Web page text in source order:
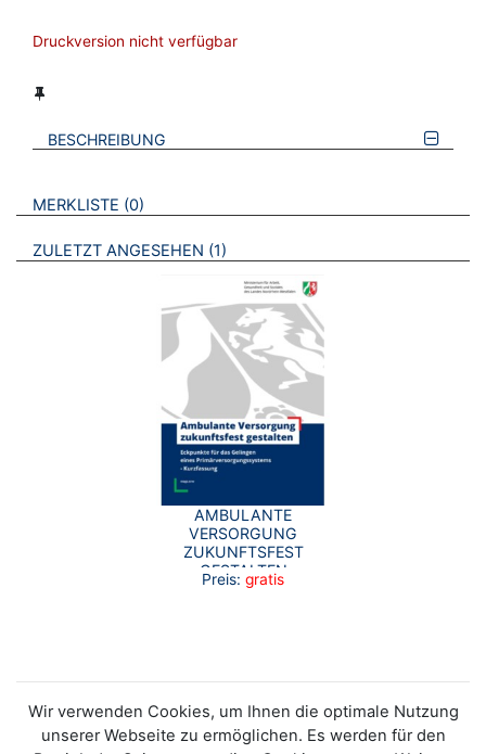
Druckversion nicht verfügbar
BESCHREIBUNG
VERWEISE AUF VERMERKTE- ODER ZULETZT ANGESEHENE
MERKLISTE 0 BROSCHÜREN
ZULETZT ANGESEHEN 1 BROSCHÜREN
AMBULANTE
VERSORGUNG
ZUKUNFTSFEST
GESTALTEN
(KURZFASSUNG)
Preis: gratis
Wir verwenden Cookies, um Ihnen die optimale Nutzung
unserer Webseite zu ermöglichen. Es werden für den